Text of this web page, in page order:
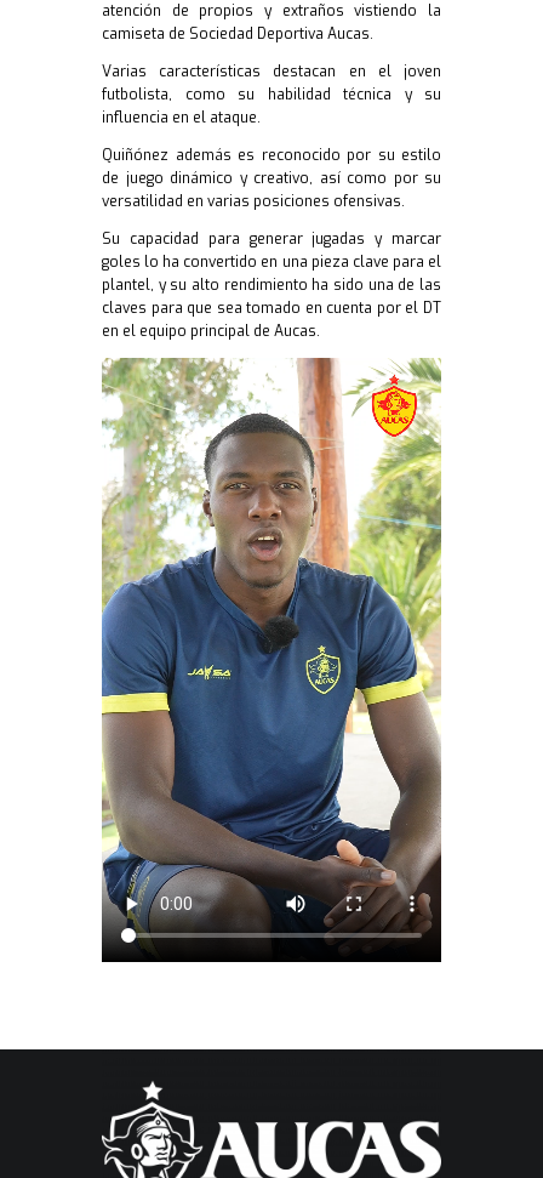
atención de propios y extraños vistiendo la
camiseta de Sociedad Deportiva Aucas.
Varias características destacan en el joven
futbolista, como su habilidad técnica y su
influencia en el ataque.
Quiñónez además es reconocido por su estilo
de juego dinámico y creativo, así como por su
versatilidad en varias posiciones ofensivas.
Su capacidad para generar jugadas y marcar
goles lo ha convertido en una pieza clave para el
plantel, y su alto rendimiento ha sido una de las
claves para que sea tomado en cuenta por el DT
en el equipo principal de Aucas.